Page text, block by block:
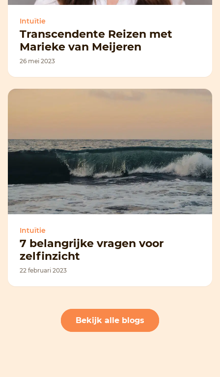
Intuïtie
Transcendente Reizen met
Marieke van Meijeren
26 mei 2023
Intuïtie
7 belangrijke vragen voor
zelfinzicht
22 februari 2023
Bekijk alle blogs